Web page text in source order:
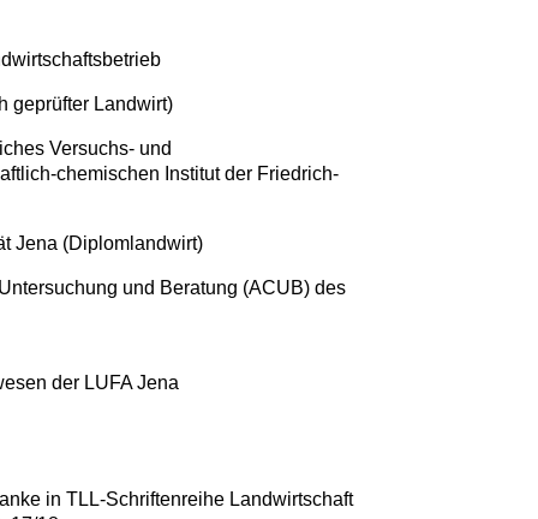
geprüfter Landwirt)
Versuchs- und
chemischen Institut der Friedrich-
Jena (Diplomlandwirt)
und Beratung (ACUB) des
der LUFA Jena
in TLL-Schriftenreihe Landwirtschaft